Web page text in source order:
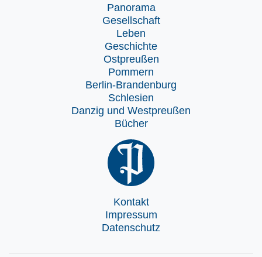
Panorama
Gesellschaft
Leben
Geschichte
Ostpreußen
Pommern
Berlin-Brandenburg
Schlesien
Danzig und Westpreußen
Bücher
Kontakt
Impressum
Datenschutz